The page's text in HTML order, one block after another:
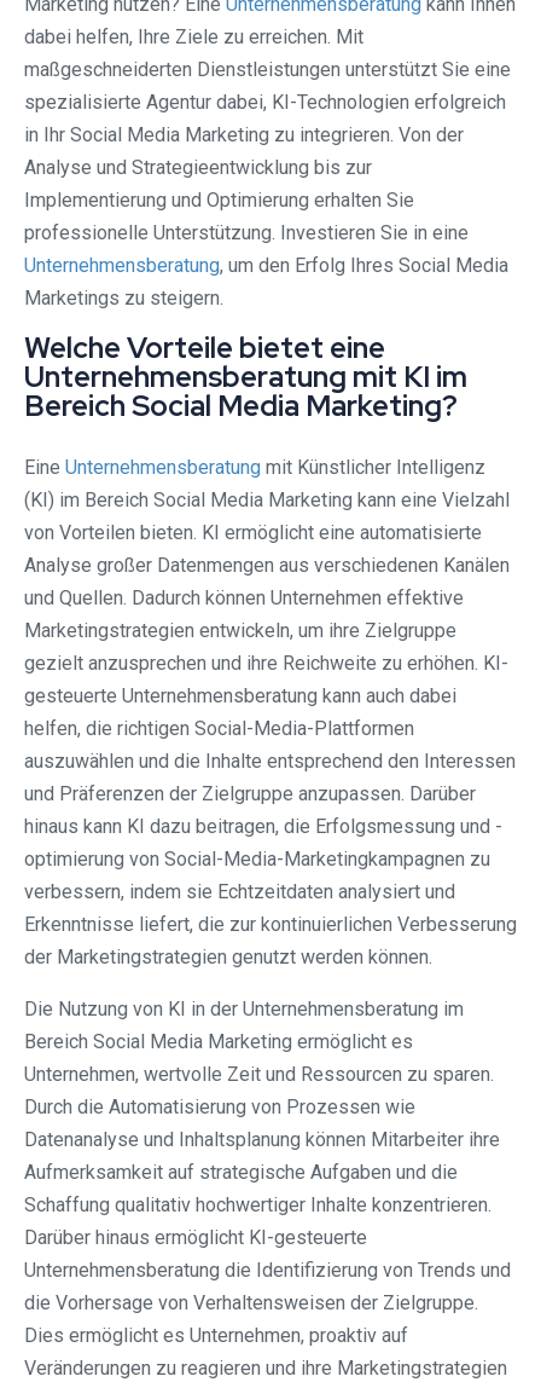
dabei helfen, Ihre Ziele zu erreichen. Mit
maßgeschneiderten Dienstleistungen unterstützt Sie eine
spezialisierte Agentur dabei, KI-Technologien erfolgreich
in Ihr Social Media Marketing zu integrieren. Von der
Analyse und Strategieentwicklung bis zur
Implementierung und Optimierung erhalten Sie
professionelle Unterstützung. Investieren Sie in eine
Unternehmensberatung, um den Erfolg Ihres Social Media
Marketings zu steigern.
Welche Vorteile bietet eine
Unternehmensberatung mit KI im
Bereich Social Media Marketing?
Eine Unternehmensberatung mit Künstlicher Intelligenz
(KI) im Bereich Social Media Marketing kann eine Vielzahl
von Vorteilen bieten. KI ermöglicht eine automatisierte
Analyse großer Datenmengen aus verschiedenen Kanälen
und Quellen. Dadurch können Unternehmen effektive
Marketingstrategien entwickeln, um ihre Zielgruppe
gezielt anzusprechen und ihre Reichweite zu erhöhen. KI-
gesteuerte Unternehmensberatung kann auch dabei
helfen, die richtigen Social-Media-Plattformen
auszuwählen und die Inhalte entsprechend den Interessen
und Präferenzen der Zielgruppe anzupassen. Darüber
hinaus kann KI dazu beitragen, die Erfolgsmessung und -
optimierung von Social-Media-Marketingkampagnen zu
verbessern, indem sie Echtzeitdaten analysiert und
Erkenntnisse liefert, die zur kontinuierlichen Verbesserung
der Marketingstrategien genutzt werden können.
Die Nutzung von KI in der Unternehmensberatung im
Bereich Social Media Marketing ermöglicht es
Unternehmen, wertvolle Zeit und Ressourcen zu sparen.
Durch die Automatisierung von Prozessen wie
Datenanalyse und Inhaltsplanung können Mitarbeiter ihre
Aufmerksamkeit auf strategische Aufgaben und die
Schaffung qualitativ hochwertiger Inhalte konzentrieren.
Darüber hinaus ermöglicht KI-gesteuerte
Unternehmensberatung die Identifizierung von Trends und
die Vorhersage von Verhaltensweisen der Zielgruppe.
Dies ermöglicht es Unternehmen, proaktiv auf
Veränderungen zu reagieren und ihre Marketingstrategien